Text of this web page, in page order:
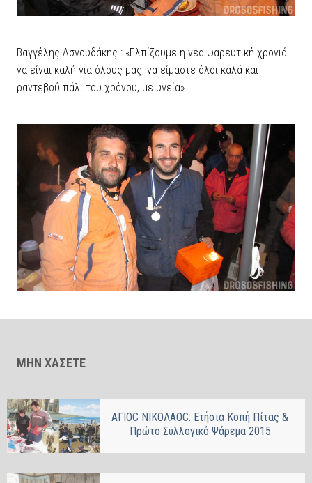
Βαγγέλης Ασγουδάκης : «Ελπίζουμε η νέα ψαρευτική χρονιά
να είναι καλή για όλους μας, να είμαστε όλοι καλά και
ραντεβού πάλι του χρόνου, με υγεία»
ΜΗΝ ΧΑΣΕΤΕ
ΑΓΙΟC NIKOΛΑΟC: Ετήσια Κοπή Πίτας &
Πρώτο Συλλογικό Ψάρεμα 2015